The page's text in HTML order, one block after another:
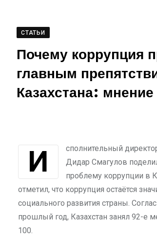
СТАТЬИ
Почему коррупция
главным
Казахстана: мнение
Исполнительный директор общественной организации «Әділдік жолы»
Дидар Смагулов
проблему коррупции в
отметил, что коррупция остаётся
социального развития страны.
прошлый год, Казахстан занял 92-е
100.